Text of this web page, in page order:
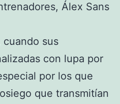
Álex Sans
cuando sus
con lupa por
por los que
que transmitían